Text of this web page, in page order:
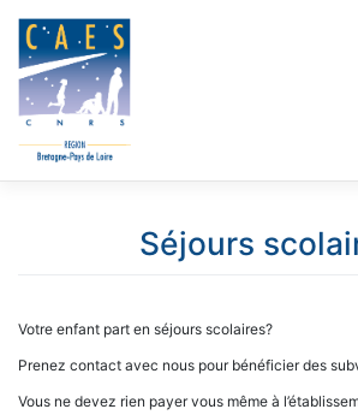
content
Séjours
Votre enfant part en séjours scolaires?
Prenez contact avec nous pour bénéficier des
Vous ne devez rien payer vous même à